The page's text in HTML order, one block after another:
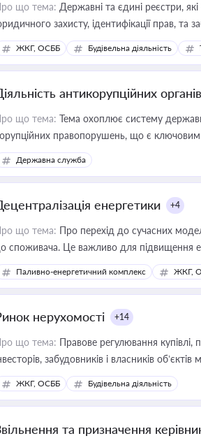
що тема: Державні та єдині реєстри,
захисту, ідентифікації прав, та
ЖКГ, ОСББ Будівельна діяльність
антикорупційних
що тема: Тема охоплює систему
правопорушень, що є ключовим
бізнесі
Державна служба
енергетики +4
що тема: Про перехід до сучасних
споживача. Це важливо для підвищення
розвитку відновлюваних
Паливно-енергетичний комплекс ЖКГ,
нерухомості +14
що тема: Правове регулювання
забудовників і власників об’єктів
ЖКГ, ОСББ Будівельна діяльність
та призначення